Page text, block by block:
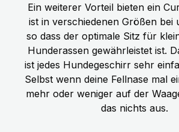
Ein weiterer Vorteil bieten ein
ist in verschiedenen Größen bei
so dass der optimale Sitz für
Hunderassen gewährleistet ist.
ist jedes Hundegeschirr sehr
Selbst wenn deine Fellnase mal
mehr oder weniger auf der
das nichts aus.